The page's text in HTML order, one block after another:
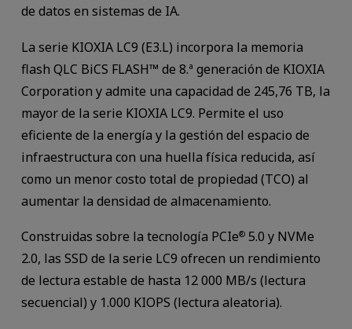
de datos en sistemas de IA.
La serie KIOXIA LC9 (E3.L) incorpora la memoria
flash QLC BiCS FLASH™ de 8.ª generación de KIOXIA
Corporation y admite una capacidad de 245,76 TB, la
mayor de la serie KIOXIA LC9. Permite el uso
eficiente de la energía y la gestión del espacio de
infraestructura con una huella física reducida, así
como un menor costo total de propiedad (TCO) al
aumentar la densidad de almacenamiento.
Construidas sobre la tecnología PCIe®5.0 y NVMe
2.0, las SSD de la serie LC9 ofrecen un rendimiento
de lectura estable de hasta 12 000 MB/s (lectura
secuencial) y 1.000 KIOPS (lectura aleatoria).